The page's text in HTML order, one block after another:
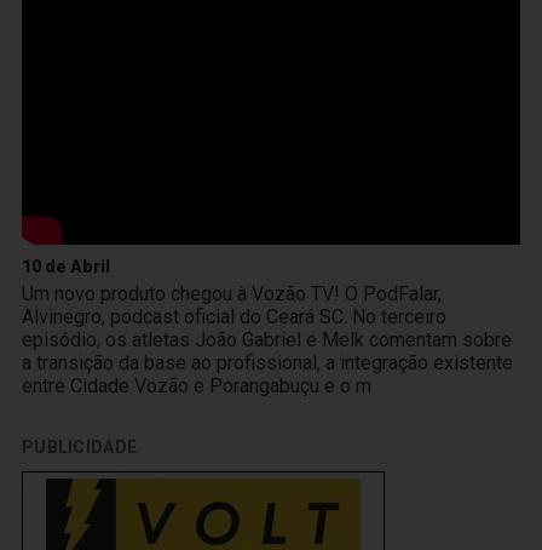
10 de Abril
Um novo produto chegou à Vozão TV! O PodFalar,
Alvinegro, podcast oficial do Ceará SC. No terceiro
episódio, os atletas João Gabriel e Melk comentam sobre
a transição da base ao profissional, a integração existente
entre Cidade Vozão e Porangabuçu e o m
PUBLICIDADE